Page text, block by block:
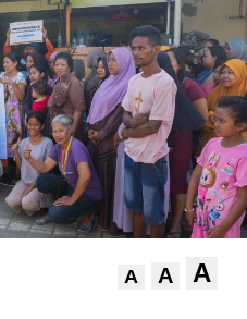
A A A